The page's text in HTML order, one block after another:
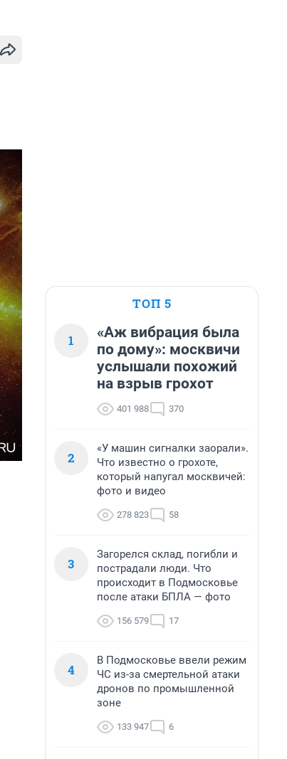
ТОП 5
1
«Аж вибрация была
по дому»: москвичи
услышали похожий
на взрыв грохот
401 988 370
2
«У машин сигналки заорали».
Что известно о грохоте,
который напугал москвичей:
фото и видео
278 823 58
3
Загорелся склад, погибли и
пострадали люди. Что
происходит в Подмосковье
после атаки БПЛА — фото
156 579 17
4
В Подмосковье ввели режим
ЧС из-за смертельной атаки
дронов по промышленной
зоне
133 947 6